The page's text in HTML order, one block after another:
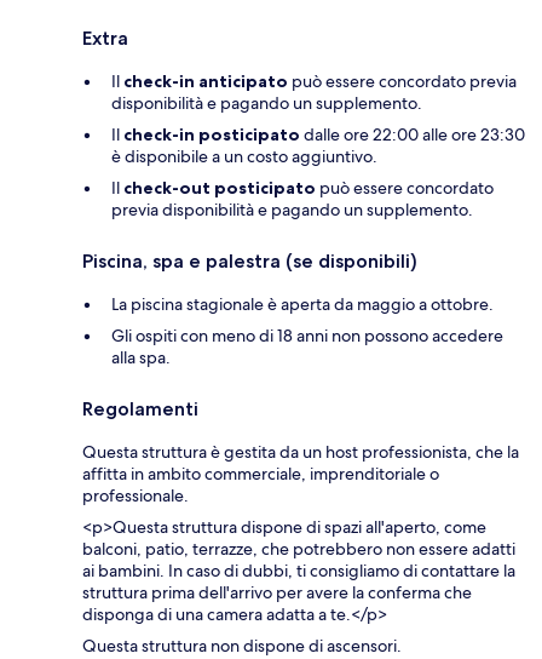
Extra
Il check-in anticipato può essere concordato previa
disponibilità e pagando un supplemento.
Il check-in posticipato dalle ore 22:00 alle ore 23:30
è disponibile a un costo aggiuntivo.
Il check-out posticipato può essere concordato
previa disponibilità e pagando un supplemento.
Piscina, spa e palestra (se disponibili)
La piscina stagionale è aperta da maggio a ottobre.
Gli ospiti con meno di 18 anni non possono accedere
alla spa.
Regolamenti
Questa struttura è gestita da un host professionista, che la
affitta in ambito commerciale, imprenditoriale o
professionale.
<p>Questa struttura dispone di spazi all'aperto, come
balconi, patio, terrazze, che potrebbero non essere adatti
ai bambini. In caso di dubbi, ti consigliamo di contattare la
struttura prima dell'arrivo per avere la conferma che
disponga di una camera adatta a te.</p>
Questa struttura non dispone di ascensori.